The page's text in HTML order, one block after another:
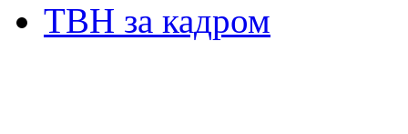
ТВН за кадром